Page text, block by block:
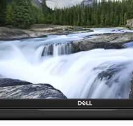
Lenovo PCs